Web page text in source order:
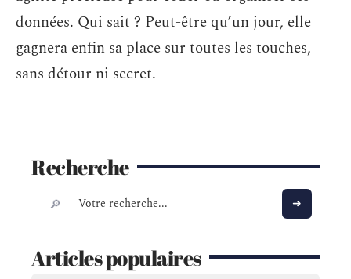
données. Qui sait ? Peut-être qu’un jour, elle
gagnera enfin sa place sur toutes les touches,
sans détour ni secret.
Recherche
Articles populaires